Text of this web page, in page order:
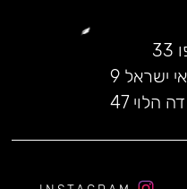
ישראל 9
הלוי 47